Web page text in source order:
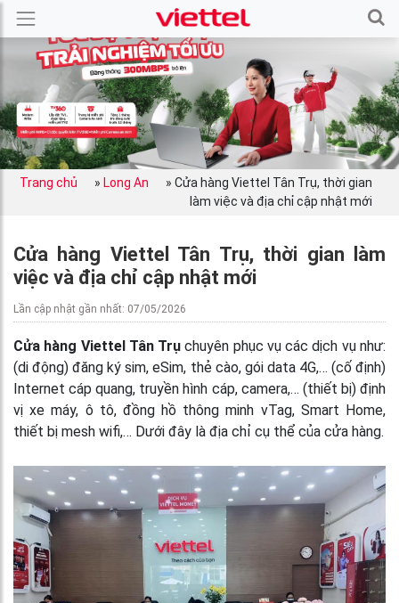
Trang chủ » Long An » Cửa hàng Viettel Tân Trụ, thời gian
làm việc và địa chỉ cập nhật mới
Cửa hàng Viettel Tân Trụ, thời gian làm
việc và địa chỉ cập nhật mới
Lần cập nhật gần nhất: 07/05/2026
Cửa hàng Viettel Tân Trụ chuyên phục vụ các dịch vụ như:
(di động) đăng ký sim, eSim, thẻ cào, gói data 4G,… (cố định)
Internet cáp quang, truyền hình cáp, camera,… (thiết bị) định
vị xe máy, ô tô, đồng hồ thông minh vTag, Smart Home,
thiết bị mesh wifi,… Dưới đây là địa chỉ cụ thể của cửa hàng.